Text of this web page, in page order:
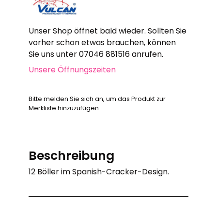
Unser Shop öffnet bald wieder. Sollten Sie
vorher schon etwas brauchen, können
Sie uns unter 07046 881516 anrufen.
Unsere Öffnungszeiten
Bitte melden Sie sich an, um das Produkt zur
Merkliste hinzuzufügen.
Beschreibung
12 Böller im Spanish-Cracker-Design.